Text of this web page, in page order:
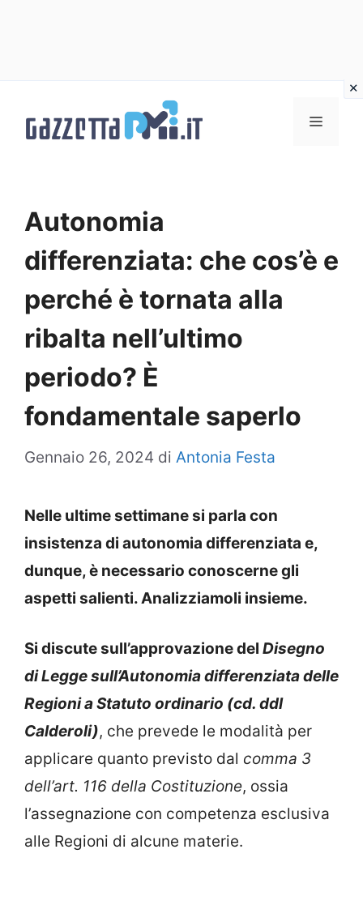
Menu
Autonomia
differenziata: che cos’è e
perché è tornata alla
ribalta nell’ultimo
periodo? È
fondamentale saperlo
Gennaio 26, 2024 di Antonia Festa
Nelle ultime settimane si parla con
insistenza di autonomia differenziata e,
dunque, è necessario conoscerne gli
aspetti salienti. Analizziamoli insieme.
Si discute sull’approvazione del Disegno
di Legge sull’Autonomia differenziata delle
Regioni a Statuto ordinario (cd. ddl
Calderoli), che prevede le modalità per
applicare quanto previsto dal comma 3
dell’art. 116 della Costituzione, ossia
l’assegnazione con competenza esclusiva
alle Regioni di alcune materie.